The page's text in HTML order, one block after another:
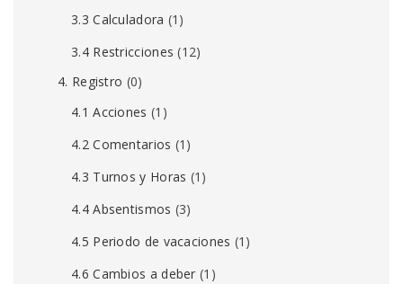
3.3 Calculadora (1)
3.4 Restricciones (12)
4. Registro (0)
4.1 Acciones (1)
4.2 Comentarios (1)
4.3 Turnos y Horas (1)
4.4 Absentismos (3)
4.5 Periodo de vacaciones (1)
4.6 Cambios a deber (1)